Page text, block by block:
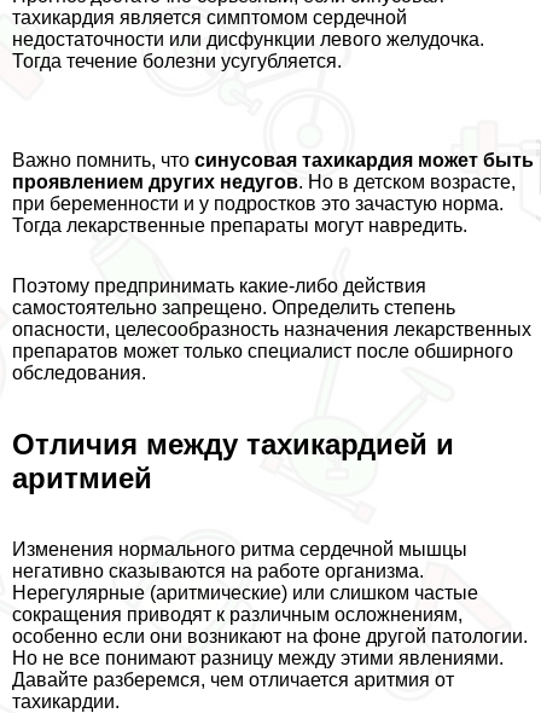
тахикардия является симптомом сердечной
недостаточности или дисфункции левого желудочка.
Тогда течение болезни усугубляется.
Важно помнить, что синусовая тахикардия может быть
проявлением других недугов. Но в детском возрасте,
при беременности и у подростков это зачастую норма.
Тогда лекарственные препараты могут навредить.
Поэтому предпринимать какие-либо действия
самостоятельно запрещено. Определить степень
опасности, целесообразность назначения лекарственных
препаратов может только специалист после обширного
обследования.
Отличия между тахикардией и
аритмией
Изменения нормального ритма сердечной мышцы
негативно сказываются на работе организма.
Нерегулярные (аритмические) или слишком частые
сокращения приводят к различным осложнениям,
особенно если они возникают на фоне другой патологии.
Но не все понимают разницу между этими явлениями.
Давайте разберемся, чем отличается аритмия от
тахикардии.